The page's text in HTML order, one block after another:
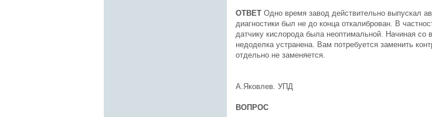
ОТВЕТ Одно время завод действительно выпускал
диагностики был не до конца откалиброван. В
датчику кислорода была неоптимальной. Начиная со
недоделка устранена. Вам потребуется заменить
отдельно не заменяется.
А.Яковлев. УПД
ВОПРОС